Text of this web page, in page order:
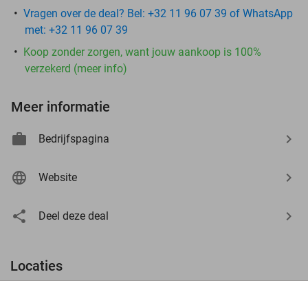
Vragen over de deal? Bel: +32 11 96 07 39 of WhatsApp
met: +32 11 96 07 39
Koop zonder zorgen, want jouw aankoop is 100%
verzekerd (meer info)
Meer informatie
Bedrijfspagina
Website
Deel deze deal
Locaties